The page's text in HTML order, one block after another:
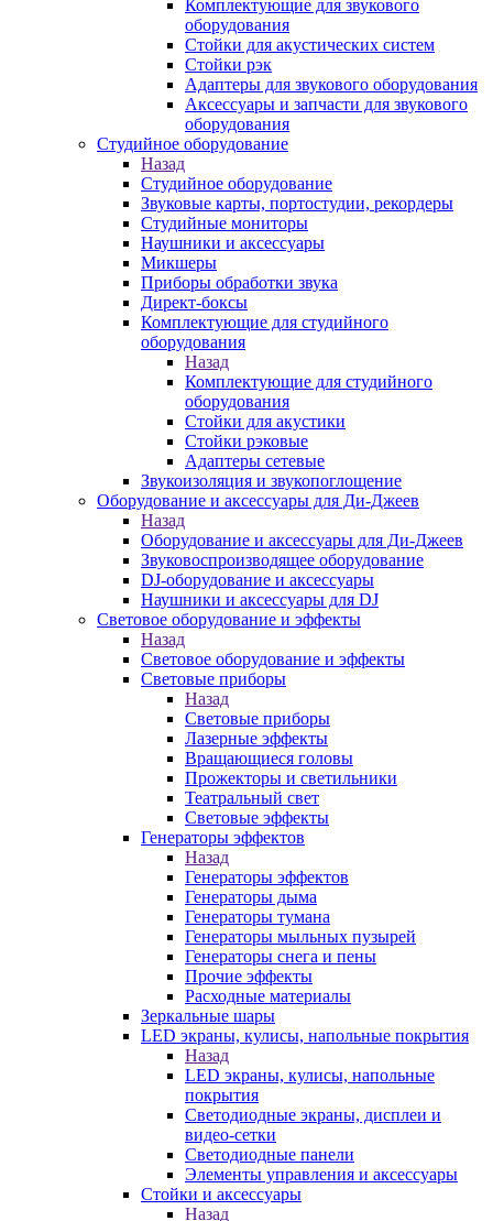
Комплектующие для звукового
оборудования
Стойки для акустических систем
Стойки рэк
Адаптеры для звукового оборудования
Аксессуары и запчасти для звукового
оборудования
Студийное оборудование
Назад
Студийное оборудование
Звуковые карты, портостудии, рекордеры
Студийные мониторы
Наушники и аксессуары
Микшеры
Приборы обработки звука
Директ-боксы
Комплектующие для студийного
оборудования
Назад
Комплектующие для студийного
оборудования
Стойки для акустики
Стойки рэковые
Адаптеры сетевые
Звукоизоляция и звукопоглощение
Оборудование и аксессуары для Ди-Джеев
Назад
Оборудование и аксессуары для Ди-Джеев
Звуковоспроизводящее оборудование
DJ-оборудование и аксессуары
Наушники и аксессуары для DJ
Световое оборудование и эффекты
Назад
Световое оборудование и эффекты
Световые приборы
Назад
Световые приборы
Лазерные эффекты
Вращающиеся головы
Прожекторы и светильники
Театральный свет
Световые эффекты
Генераторы эффектов
Назад
Генераторы эффектов
Генераторы дыма
Генераторы тумана
Генераторы мыльных пузырей
Генераторы снега и пены
Прочие эффекты
Расходные материалы
Зеркальные шары
LED экраны, кулисы, напольные покрытия
Назад
LED экраны, кулисы, напольные
покрытия
Светодиодные экраны, дисплеи и
видео-сетки
Светодиодные панели
Элементы управления и аксессуары
Стойки и аксессуары
Назад